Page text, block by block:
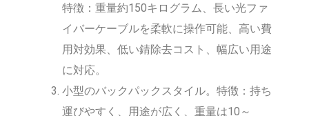
特徴：重量約150キログラム、長い光ファ
イバーケーブルを柔軟に操作可能、高い費
用対効果、低い錆除去コスト、幅広い用途
に対応。
小型のバックパックスタイル。特徴：持ち
運びやすく、用途が広く、重量は10～